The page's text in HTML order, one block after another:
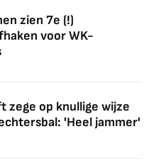
zien 7e (!)
voor WK-
zege op knullige wijze
'Heel jammer'